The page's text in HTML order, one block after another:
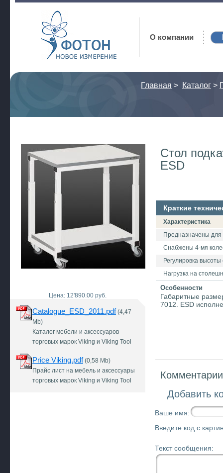
Фотон
О компании
Главная > Каталог >
Цена: 12'890.00 руб.
Catalogue_ESD_2011.pdf(4,47
Mb)
Каталог мебели и аксессуаров
торговых марок Viking и Viking Tool
Price Viking.pdf(0,58 Mb)
Прайс лист на мебель и аксессуары
торговых марок Viking и Viking Tool
Стол
ESD
Краткие
Характеристика
Предназначены для
Снабжены 4-мя
Регулировка
Нагрузка на
Особенности
Габаритные
7012. ESD
Добавить
Ваше имя:
Введите код с
Текст сообщения: